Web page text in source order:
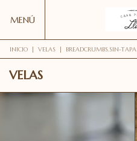
MENÚ
INICIO | VELAS | BREADCRUMBS.SIN-TAPA
VELAS